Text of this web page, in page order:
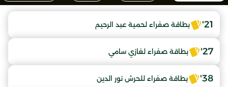
21' بطاقة صفراء لحمية عبد الرحيم
27' بطاقة صفراء لغازي سامي
38' بطاقة صفراء للحرش نور الدين